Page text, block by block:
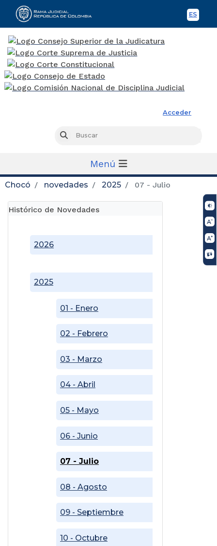
ES
Acceder
Buscar
Menú
Chocó novedades 2025 07 - Julio
Histórico de Novedades
2025
01 - Enero
02 - Febrero
03 - Marzo
04 - Abril
05 - Mayo
06 - Junio
07 - Julio
08 - Agosto
09 - Septiembre
10 - Octubre
2026